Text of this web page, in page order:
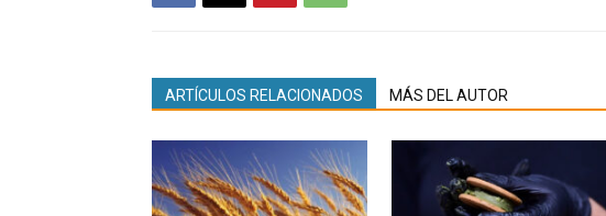
ARTÍCULOS RELACIONADOS MÁS DEL AUTOR